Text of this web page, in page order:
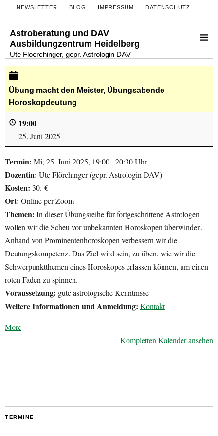
NEWSLETTER BLOG IMPRESSUM DATENSCHUTZ
Astroberatung und DAV
Ausbildungzentrum Heidelberg
Ute Floerchinger, gepr. Astrologin DAV
Übung macht den Meister, Übungsabende
Horoskopdeutung
19:00
25. Juni 2025
Termin: Mi, 25. Juni 2025, 19:00 –20:30 Uhr
Dozentin: Ute Flörchinger (gepr. Astrologin DAV)
Kosten: 30.-€
Ort: Online per Zoom
Themen: In dieser Übungsreihe für fortgeschrittene Astrologen
wollen wir die Scheu vor unbekannten Horoskopen überwinden.
Anhand von Prominentenhoroskopen verbessern wir die
Deutungskompetenz. Das Ziel wird sein, zu üben, wie wir die
Schwerpunktthemen eines Horoskopes erfassen können, um einen
roten Faden zu spinnen.
Voraussetzung: gute astrologische Kenntnisse
Weitere Informationen und Anmeldung: Kontakt
More
Kompletten Kalender ansehen
TERMINE